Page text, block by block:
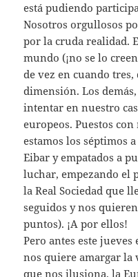
está pudiendo
Nosotros orgullosos
por la cruda realidad.
mundo (¡no se lo
de vez en cuando
dimensión. Los
intentar en nuestro
europeos. Puestos
estamos los séptimos
Eibar y empatados a
luchar, empezando el
la Real Sociedad que
seguidos y nos
puntos). ¡A por ellos!
Pero antes este
nos quiere amargar la
que nos ilusiona, la